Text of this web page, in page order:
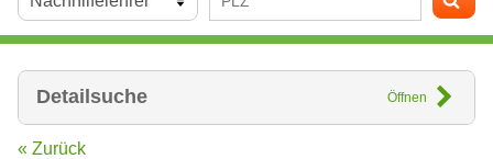
Detailsuche Öffnen
« Zurück